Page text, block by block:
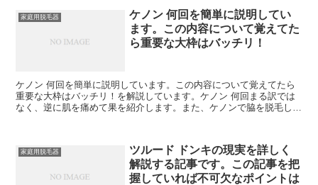
家庭用脱毛器
ケノン 何回を簡単に説明してい
ます。この内容について覚えてた
ら重要な大枠はバッチリ！
ケノン 何回を簡単に説明しています。この内容について覚えてたら
重要な大枠はバッチリ！を解説しています。ケノン 何回まる訳では
なく、逆に肌を痛めて果を紹介します。また、ケノンで脇を脱毛した
家庭用脱毛器
ツルード ドンキの現実を詳しく
解説する記事です。この記事を把
握していれば不可欠なポイントは